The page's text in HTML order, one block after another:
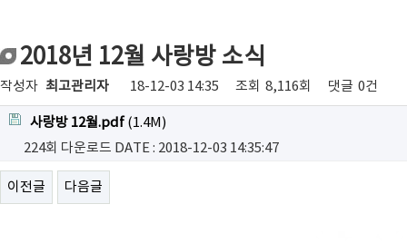
2018년 12월 사랑방 소식
작성자 최고관리자 18-12-03 14:35 조회 8,116회 댓글 0건
사랑방 12월.pdf (1.4M)
224회 다운로드 DATE : 2018-12-03 14:35:47
이전글 다음글